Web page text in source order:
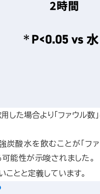
した場合より「ファウル数
炭酸水を飲むことが「フ
可能性が示唆されました。
ことと定義しています。